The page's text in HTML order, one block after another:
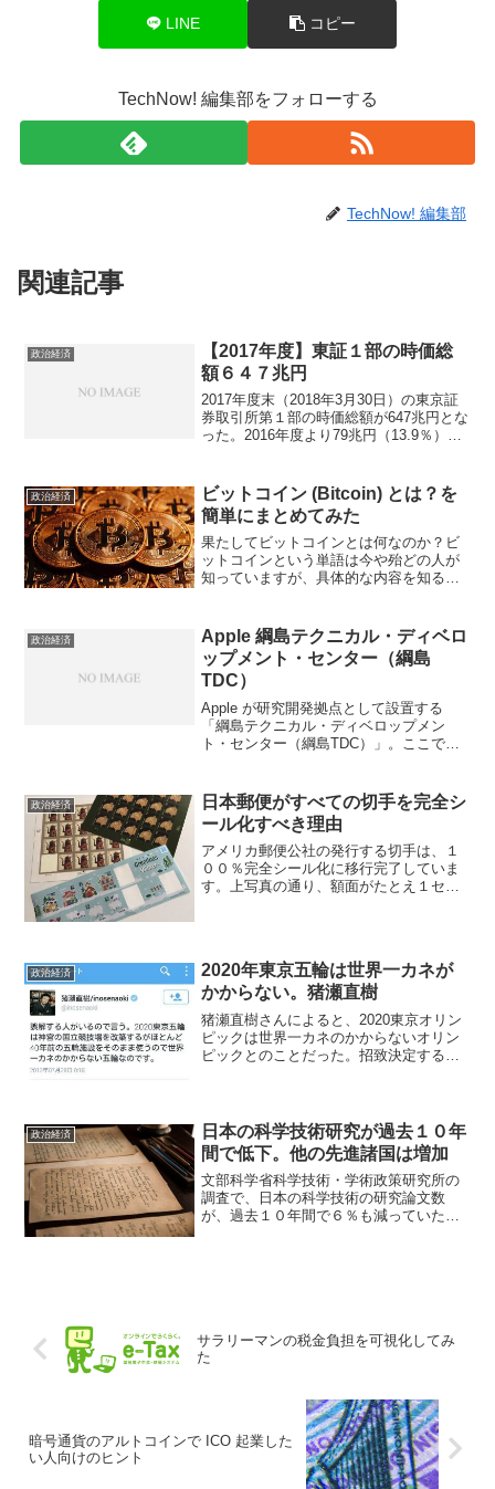
LINE コピー
TechNow! 編集部をフォローする
TechNow! 編集部
関連記事
政治経済
【2017年度】東証１部の時価総
額６４７兆円
2017年度末（2018年3月30日）の東京証
券取引所第１部の時価総額が647兆円とな
った。2016年度より79兆円（13.9％）増
最高だったようですが、一方、米国の
株...
政治経済
ビットコイン (Bitcoin) とは？を
簡単にまとめてみた
果たしてビットコインとは何なのか？ビ
ットコインという単語は今や殆どの人が
知っていますが、具体的な内容を知る人
簡潔に箇条書きにしてみました。 ビット
コインのシステムにセン...
政治経済
Apple 綱島テクニカル・ディベロ
ップメント・センター（綱島
TDC）
Apple が研究開発拠点として設置する
「綱島テクニカル・ディベロップメン
ト・センター（綱島TDC）」。ここでは
所。この周辺にはこれから外国人研究者
が多く住むことに...
政治経済
日本郵便がすべての切手を完全シ
ール化すべき理由
アメリカ郵便公社の発行する切手は、１
００％完全シール化に移行完了していま
す。上写真の通り、額面がたとえ１セン
印刷コストの問題もあるで...
政治経済
2020年東京五輪は世界一カネが
かからない。猪瀬直樹
猪瀬直樹さんによると、2020東京オリン
ピックは世界一カネのかからないオリン
ピックとのことだった。招致決定するま
政治経済
日本の科学技術研究が過去１０年
間で低下。他の先進諸国は増加
文部科学省科学技術・学術政策研究所の
調査で、日本の科学技術の研究論文数
が、過去１０年間で６％も減っていたこ
サラリーマンの税金負担を可視化してみ
た
暗号通貨のアルトコインで ICO 起業した
い人向けのヒント